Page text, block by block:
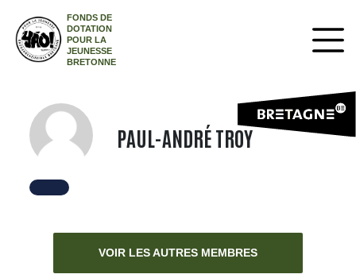
FONDS DE
DOTATION
POUR LA
JEUNESSE
BRETONNE
PAUL-ANDRÉ TROY
VOIR LES AUTRES MEMBRES